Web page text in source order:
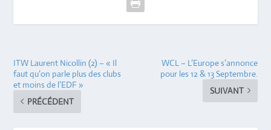
ITW Laurent Nicollin (2) – « Il
faut qu’on parle plus des clubs
et moins de l’EDF »
PRÉCÉDENT
WCL – L’Europe s’annonce
pour les 12 & 13 Septembre.
SUIVANT